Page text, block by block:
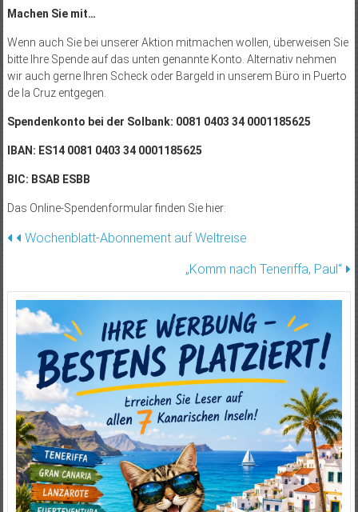
Machen Sie mit…
Wenn auch Sie bei unserer Aktion mitmachen wollen, überweisen Sie
bitte Ihre Spende auf das unten genannte Konto. Alternativ nehmen
wir auch gerne Ihren Scheck oder Bargeld in unserem Büro in Puerto
de la Cruz entgegen.
Spendenkonto bei der Solbank: 0081 0403 34 0001185625
IBAN: ES14 0081 0403 34 0001185625
BIC: BSAB ESBB
Das Online-Spendenformular finden Sie hier:
Beitragsnavigation
Wochenblatt-Abonnement auf Weltreise
„Komm nach Teneriffa, Paul“